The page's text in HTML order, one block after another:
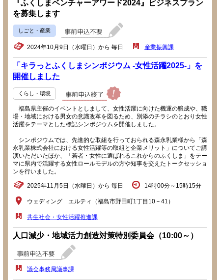
『ふくしまベンチャーアワード2024』ビジネスプラン
を募集します
しごと・産業
2024年10月9日（水曜日）から 毎日 産業振興課
「キラっとふくしまシンポジウム -女性活躍2025-」を
開催しました
くらし・環境
福島県主催のイベントとしまして、女性活躍に向けた機運の醸成や、職
場・地域における男女の意識改革を図るため、別添のチラシのとおり女性
活躍をテーマとした標記シンポジウムを開催しました。
シンポジウムでは、先進的な取組を行っておられる森永乳業様から「森
永乳業株式会社における女性活躍等の取組と企業メリット」についてご講
演いただいたほか、「若者・女性に選ばれるこれからのふくしま」をテー
マに県内で活躍する女性ロールモデルの方や知事を交えたトークセッショ
ンを行いました。
2025年11月5日（水曜日）から 毎日 14時00分～15時15分
ウェディング エルティ（福島市野田町1丁目10－41）
共生社会・女性活躍推進課
人口減少・地域活力創造対策特別委員会（10:00～）
議会事務局議事課